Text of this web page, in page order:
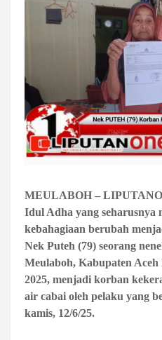
MEULABOH –
Idul Adha yang seharusnya
kebahagiaan berubah
Nek Puteh (79) seorang
Meulaboh, Kabupaten
2025, menjadi korban
air cabai oleh pelaku yang
kamis, 12/6/25.